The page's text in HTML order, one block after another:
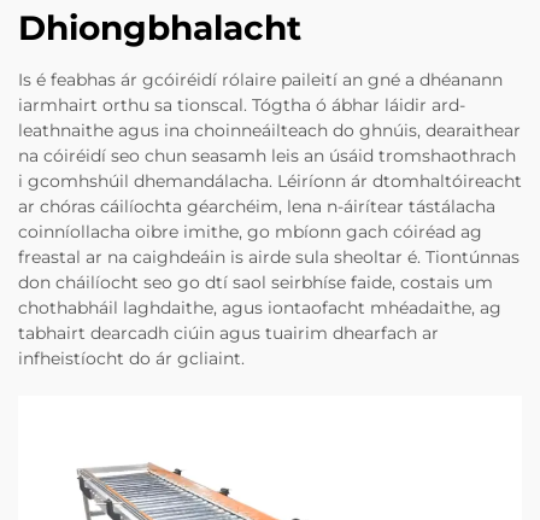
Dhiongbhalacht
Is é feabhas ár gcóiréidí rólaire paileití an gné a dhéanann
iarmhairt orthu sa tionscal. Tógtha ó ábhar láidir ard-
leathnaithe agus ina choinneáilteach do ghnúis, dearaithear
na cóiréidí seo chun seasamh leis an úsáid tromshaothrach
i gcomhshúil dhemandálacha. Léiríonn ár dtomhaltóireacht
ar chóras cáilíochta géarchéim, lena n-áirítear tástálacha
coinníollacha oibre imithe, go mbíonn gach cóiréad ag
freastal ar na caighdeáin is airde sula sheoltar é. Tiontúnnas
don cháilíocht seo go dtí saol seirbhíse faide, costais um
chothabháil laghdaithe, agus iontaofacht mhéadaithe, ag
tabhairt dearcadh ciúin agus tuairim dhearfach ar
infheistíocht do ár gcliaint.